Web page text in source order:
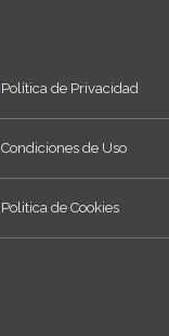
Política de Privacidad
Condiciones de Uso
Politica de Cookies